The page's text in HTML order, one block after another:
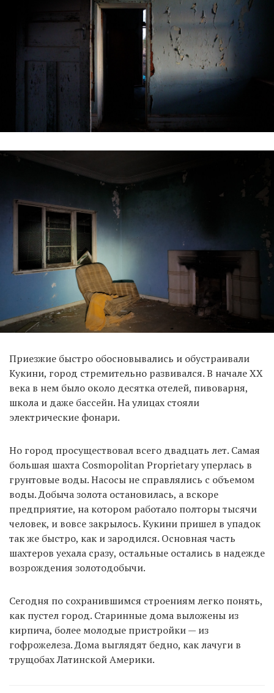
Приезжие быстро обосновывались и обустраивали
Кукини, город стремительно развивался. В начале ХХ
века в нем было около десятка отелей, пивоварня,
школа и даже бассейн. На улицах стояли
электрические фонари.
Но город просуществовал всего двадцать лет. Самая
большая шахта Cosmopolitan Proprietary уперлась в
грунтовые воды. Насосы не справлялись с объемом
воды. Добыча золота остановилась, а вскоре
предприятие, на котором работало полторы тысячи
человек, и вовсе закрылось. Кукини пришел в упадок
так же быстро, как и зародился. Основная часть
шахтеров уехала сразу, остальные остались в надежде
возрождения золотодобычи.
Сегодня по сохранившимся строениям легко понять,
как пустел город. Старинные дома выложены из
кирпича, более молодые пристройки — из
гофрожелеза. Дома выглядят бедно, как лачуги в
трущобах Латинской Америки.